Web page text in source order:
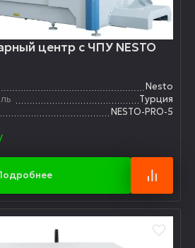
центр с ЧПУ NESTO
Nesto
Турция
NESTO-PRO-5